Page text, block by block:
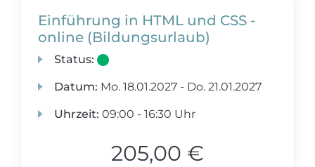
Einführung in HTML und CSS -
online (Bildungsurlaub)
Status:
Datum: Mo. 18.01.2027 - Do. 21.01.2027
Uhrzeit: 09:00 - 16:30 Uhr
205,00 €